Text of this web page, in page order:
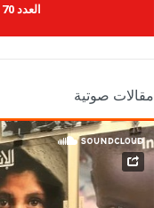
العدد 70 من "الإنساني"
مقالات صوتية